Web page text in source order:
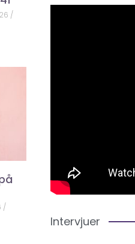
Intervjuer